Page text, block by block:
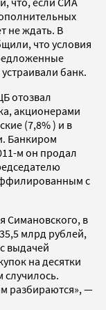
не ждать. В
что условия
банк.
отозвал
акционерами
(7,8% ) и в
Банкиром
м он продал
с
Симановского, в
млрд рублей,
выдачей
на десятки
случилось.
разбираются», —